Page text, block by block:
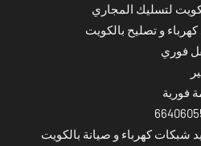
لتسليك المجاري
و تصليح بالكويت
فوري
فورية
شبكات كهرباء و صيانة بالكويت